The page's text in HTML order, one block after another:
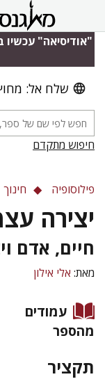
"אודיסיאה"
שלח אל:
חיפוש מתקדם
פילוסופיה חינוך
יצירה
חיים, אדם
מאת: אלי אילון
עמודים
מהספר
תקציר